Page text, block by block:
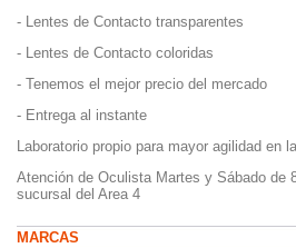
- Lentes de Contacto transparentes
- Lentes de Contacto coloridas
- Tenemos el mejor precio del mercado
- Entrega al instante
Laboratorio propio para mayor agilidad en
Atención de Oculista Martes y Sábado de
sucursal del Area 4
MARCAS